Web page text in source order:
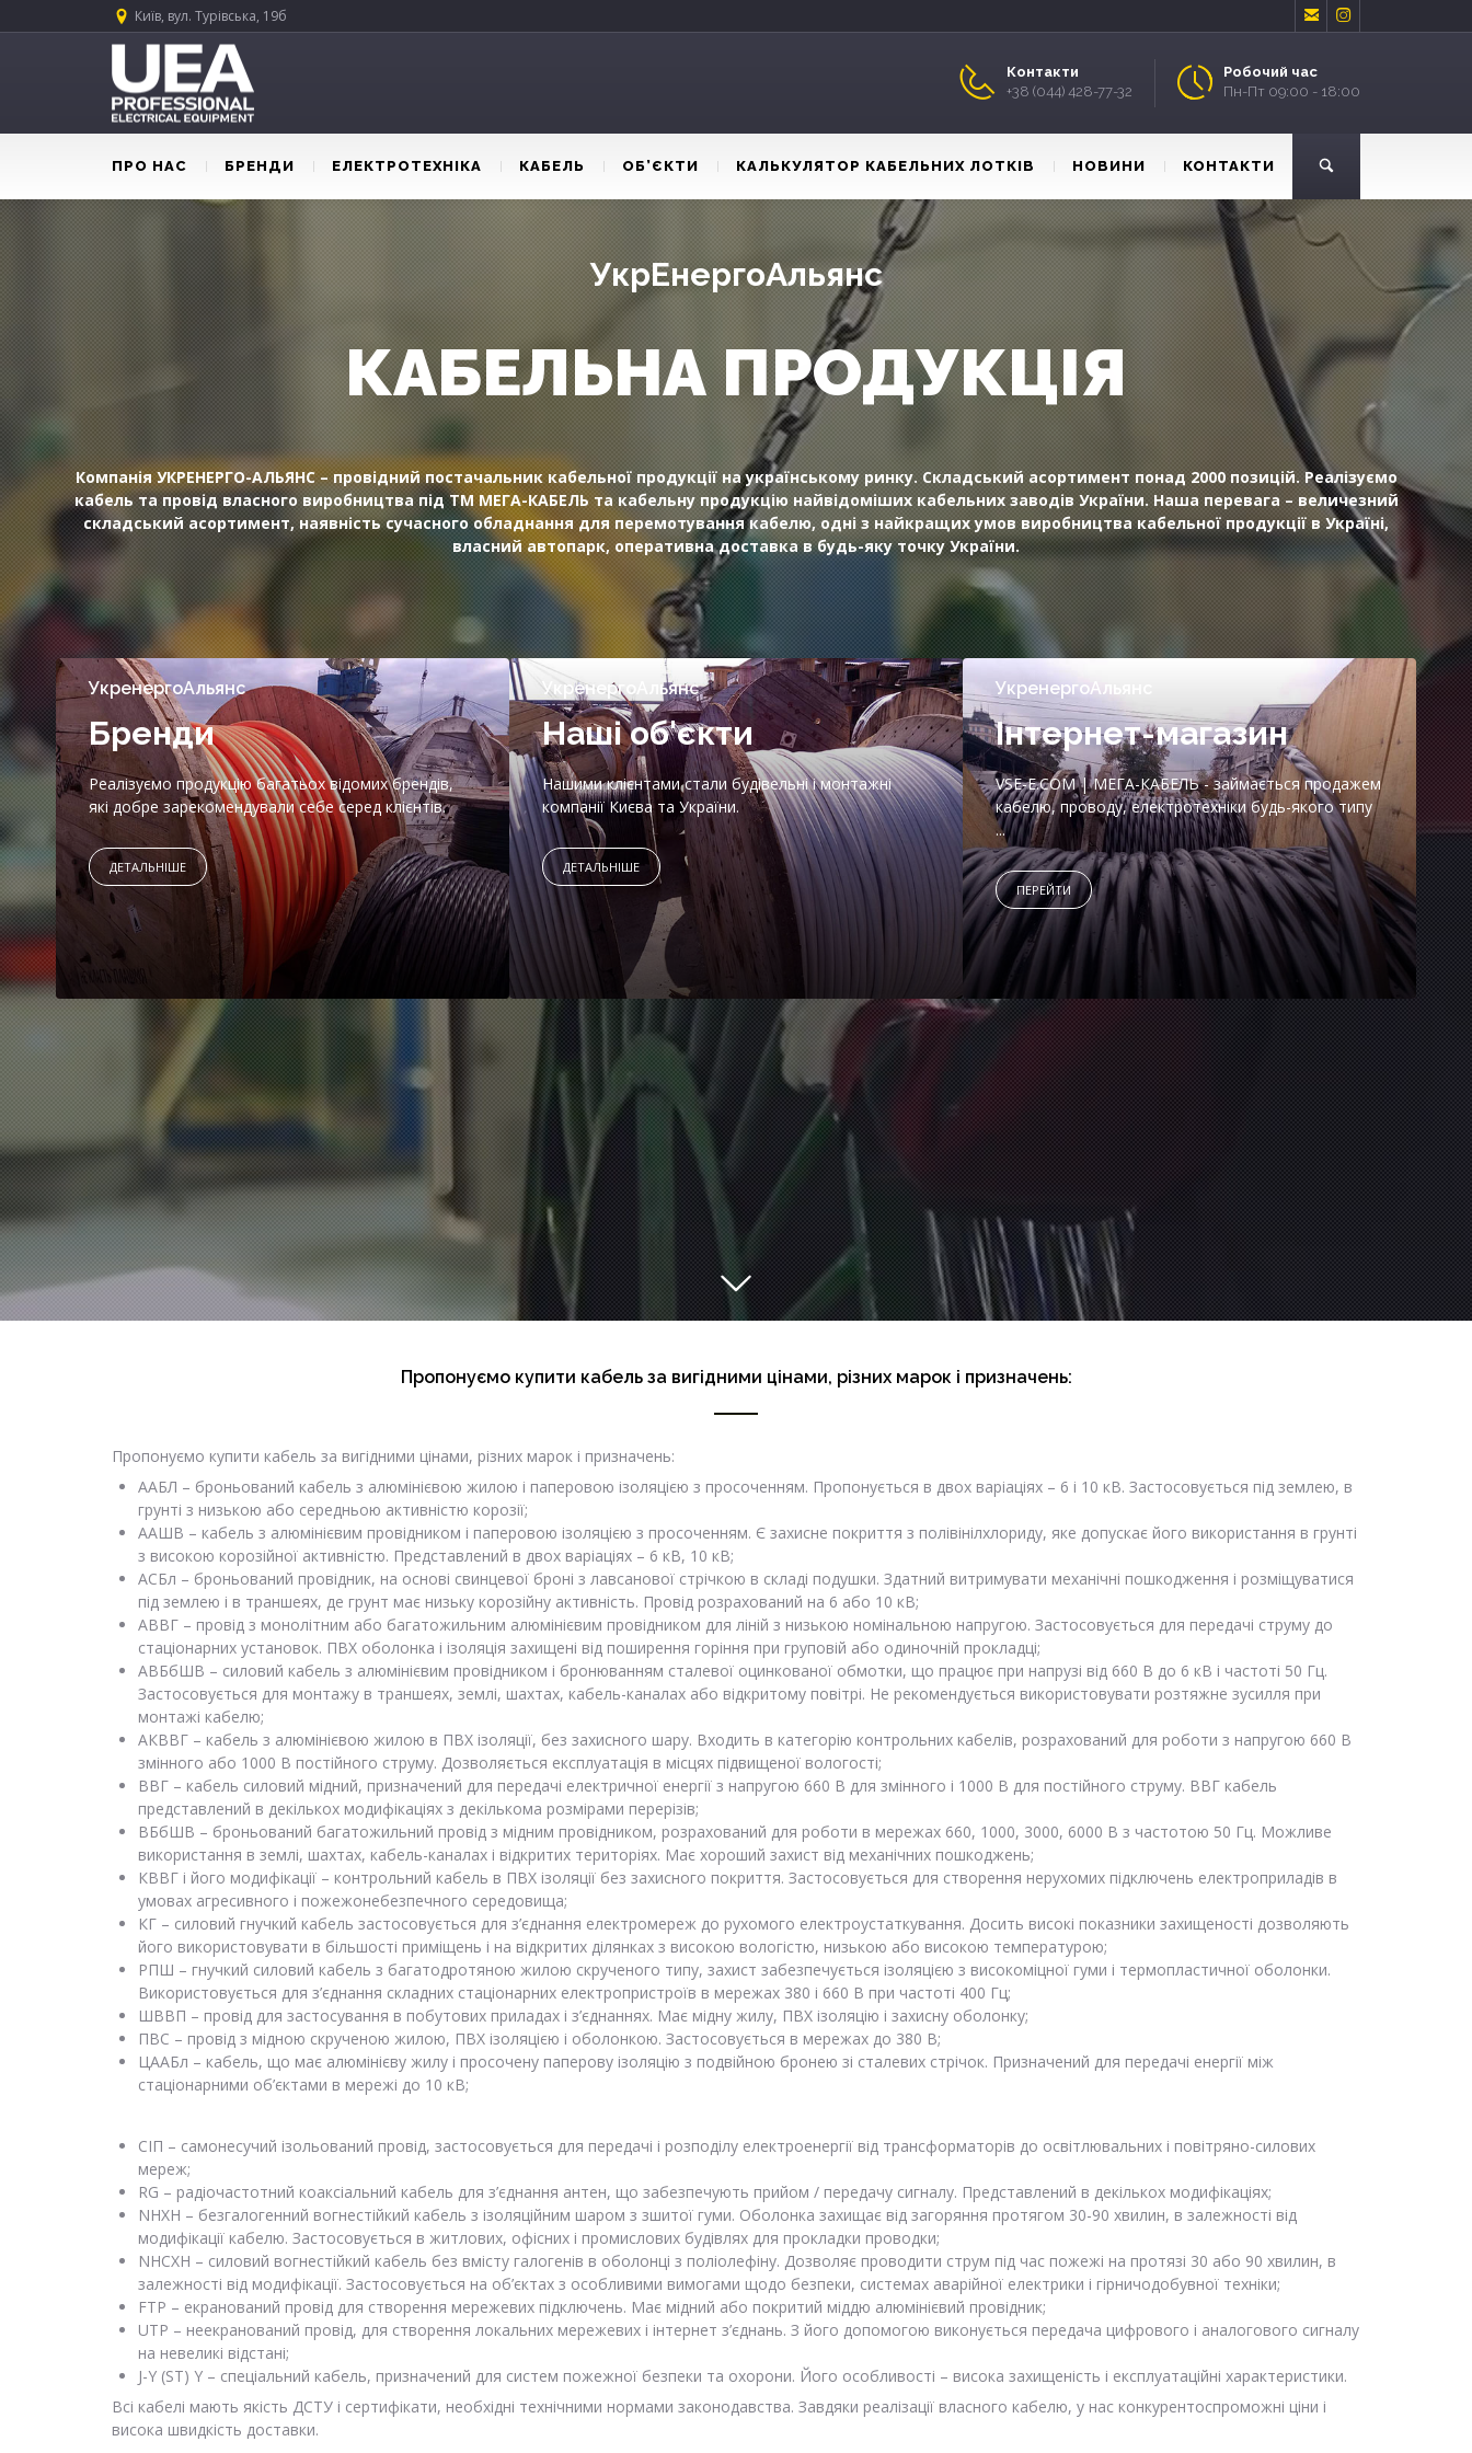
Київ, вул. Турівська, 19б  
Робочий час
Пн-Пт 09:00 - 18:00
Контакти
+38 (044) 428-77-32
ПРО НАС БРЕНДИ ЕЛЕКТРОТЕХНІКА КАБЕЛЬ ОБ’ЄКТИ КАЛЬКУЛЯТОР КАБЕЛЬНИХ ЛОТКІВ НОВИНИ КОНТАКТИ
УкрЕнергоАльянс
КАБЕЛЬНА ПРОДУКЦІЯ
Компанія УКРЕНЕРГО-АЛЬЯНС – провідний постачальник кабельної продукції на українському ринку. Складський асортимент понад 2000 позицій. Реалізуємо
кабель та провід власного виробництва під ТМ МЕГА-КАБЕЛЬ та кабельну продукцію найвідоміших кабельних заводів України. Наша перевага – величезний
складський асортимент, наявність сучасного обладнання для перемотування кабелю, одні з найкращих умов виробництва кабельної продукції в Україні,
власний автопарк, оперативна доставка в будь-яку точку України.
УкренергоАльянс
Бренди
Реалізуємо продукцію багатьох відомих брендів,
які добре зарекомендували себе серед клієнтів.
ДЕТАЛЬНІШЕ
УкренергоАльянс
Наші об'єкти
Нашими клієнтами стали будівельні і монтажні
компанії Києва та України.
ДЕТАЛЬНІШЕ
УкренергоАльянс
Інтернет-магазин
VSE-E.COM | МЕГА-КАБЕЛЬ - займається продажем
кабелю, проводу, електротехніки будь-якого типу
...
ПЕРЕЙТИ
Пропонуємо купити кабель за вигідними цінами, різних марок і призначень:
Пропонуємо купити кабель за вигідними цінами, різних марок і призначень:
ААБЛ – броньований кабель з алюмінієвою жилою і паперовою ізоляцією з просоченням. Пропонується в двох варіаціях – 6 і 10 кВ. Застосовується під землею, в
грунті з низькою або середньою активністю корозії;
ААШВ – кабель з алюмінієвим провідником і паперовою ізоляцією з просоченням. Є захисне покриття з полівінілхлориду, яке допускає його використання в грунті
з високою корозійної активністю. Представлений в двох варіаціях – 6 кВ, 10 кВ;
АСБл – броньований провідник, на основі свинцевої броні з лавсанової стрічкою в складі подушки. Здатний витримувати механічні пошкодження і розміщуватися
під землею і в траншеях, де грунт має низьку корозійну активність. Провід розрахований на 6 або 10 кВ;
АВВГ – провід з монолітним або багатожильним алюмінієвим провідником для ліній з низькою номінальною напругою. Застосовується для передачі струму до
стаціонарних установок. ПВХ оболонка і ізоляція захищені від поширення горіння при груповій або одиночній прокладці;
АВБбШВ – силовий кабель з алюмінієвим провідником і бронюванням сталевої оцинкованої обмотки, що працює при напрузі від 660 В до 6 кВ і частоті 50 Гц.
Застосовується для монтажу в траншеях, землі, шахтах, кабель-каналах або відкритому повітрі. Не рекомендується використовувати розтяжне зусилля при
монтажі кабелю;
АКВВГ – кабель з алюмінієвою жилою в ПВХ ізоляції, без захисного шару. Входить в категорію контрольних кабелів, розрахований для роботи з напругою 660 В
змінного або 1000 В постійного струму. Дозволяється експлуатація в місцях підвищеної вологості;
ВВГ – кабель силовий мідний, призначений для передачі електричної енергії з напругою 660 В для змінного і 1000 В для постійного струму. ВВГ кабель
представлений в декількох модифікаціях з декількома розмірами перерізів;
ВБбШВ – броньований багатожильний провід з мідним провідником, розрахований для роботи в мережах 660, 1000, 3000, 6000 В з частотою 50 Гц. Можливе
використання в землі, шахтах, кабель-каналах і відкритих територіях. Має хороший захист від механічних пошкоджень;
КВВГ і його модифікації – контрольний кабель в ПВХ ізоляції без захисного покриття. Застосовується для створення нерухомих підключень електроприладів в
умовах агресивного і пожежонебезпечного середовища;
КГ – силовий гнучкий кабель застосовується для з’єднання електромереж до рухомого електроустаткування. Досить високі показники захищеності дозволяють
його використовувати в більшості приміщень і на відкритих ділянках з високою вологістю, низькою або високою температурою;
РПШ – гнучкий силовий кабель з багатодротяною жилою скрученого типу, захист забезпечується ізоляцією з високоміцної гуми і термопластичної оболонки.
Використовується для з’єднання складних стаціонарних електропристроїв в мережах 380 і 660 В при частоті 400 Гц;
ШВВП – провід для застосування в побутових приладах і з’єднаннях. Має мідну жилу, ПВХ ізоляцію і захисну оболонку;
ПВС – провід з мідною скрученою жилою, ПВХ ізоляцією і оболонкою. Застосовується в мережах до 380 В;
ЦААБл – кабель, що має алюмінієву жилу і просочену паперову ізоляцію з подвійною бронею зі сталевих стрічок. Призначений для передачі енергії між
стаціонарними об’єктами в мережі до 10 кВ;
СІП – самонесучий ізольований провід, застосовується для передачі і розподілу електроенергії від трансформаторів до освітлювальних і повітряно-силових
мереж;
RG – радіочастотний коаксіальний кабель для з’єднання антен, що забезпечують прийом / передачу сигналу. Представлений в декількох модифікаціях;
NHXH – безгалогенний вогнестійкий кабель з ізоляційним шаром з зшитої гуми. Оболонка захищає від загоряння протягом 30-90 хвилин, в залежності від
модифікації кабелю. Застосовується в житлових, офісних і промислових будівлях для прокладки проводки;
NHCXH – силовий вогнестійкий кабель без вмісту галогенів в оболонці з поліолефіну. Дозволяє проводити струм під час пожежі на протязі 30 або 90 хвилин, в
залежності від модифікації. Застосовується на об’єктах з особливими вимогами щодо безпеки, системах аварійної електрики і гірничодобувної техніки;
FTP – екранований провід для створення мережевих підключень. Має мідний або покритий міддю алюмінієвий провідник;
UTP – неекранований провід, для створення локальних мережевих і інтернет з’єднань. З його допомогою виконується передача цифрового і аналогового сигналу
на невеликі відстані;
J-Y (ST) Y – спеціальний кабель, призначений для систем пожежної безпеки та охорони. Його особливості – висока захищеність і експлуатаційні характеристики.
Всі кабелі мають якість ДСТУ і сертифікати, необхідні технічними нормами законодавства. Завдяки реалізації власного кабелю, у нас конкурентоспроможні ціни і
висока швидкість доставки.